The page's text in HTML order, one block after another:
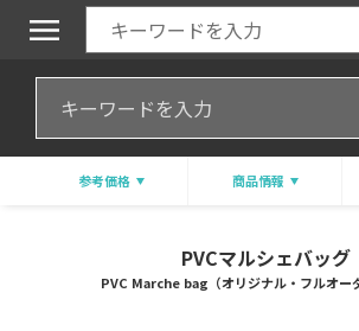
参考価格 商品情報
PVCマルシェバッグ
PVC Marche bag（オリジナル・フルオー